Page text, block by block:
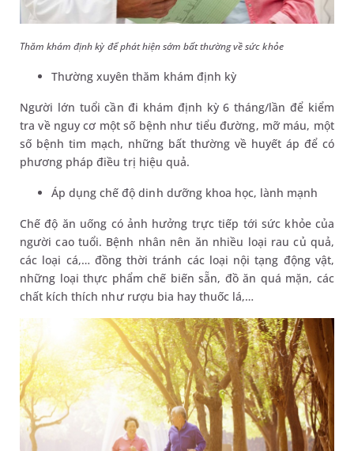
Thăm khám định kỳ để phát hiện sớm bất thường về sức khỏe
Thường xuyên thăm khám định kỳ
Người lớn tuổi cần đi khám định kỳ 6 tháng/lần để kiểm
tra về nguy cơ một số bệnh như tiểu đường, mỡ máu, một
số bệnh tim mạch, những bất thường về huyết áp để có
phương pháp điều trị hiệu quả.
Áp dụng chế độ dinh dưỡng khoa học, lành mạnh
Chế độ ăn uống có ảnh hưởng trực tiếp tới sức khỏe của
người cao tuổi. Bệnh nhân nên ăn nhiều loại rau củ quả,
các loại cá,… đồng thời tránh các loại nội tạng động vật,
những loại thực phẩm chế biến sẵn, đồ ăn quá mặn, các
chất kích thích như rượu bia hay thuốc lá,…